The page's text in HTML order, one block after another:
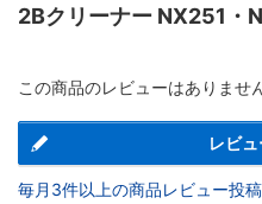
2Bクリーナー NX251・
この商品のレビューはありませ
レビュ
毎月3件以上の商品レビュー投